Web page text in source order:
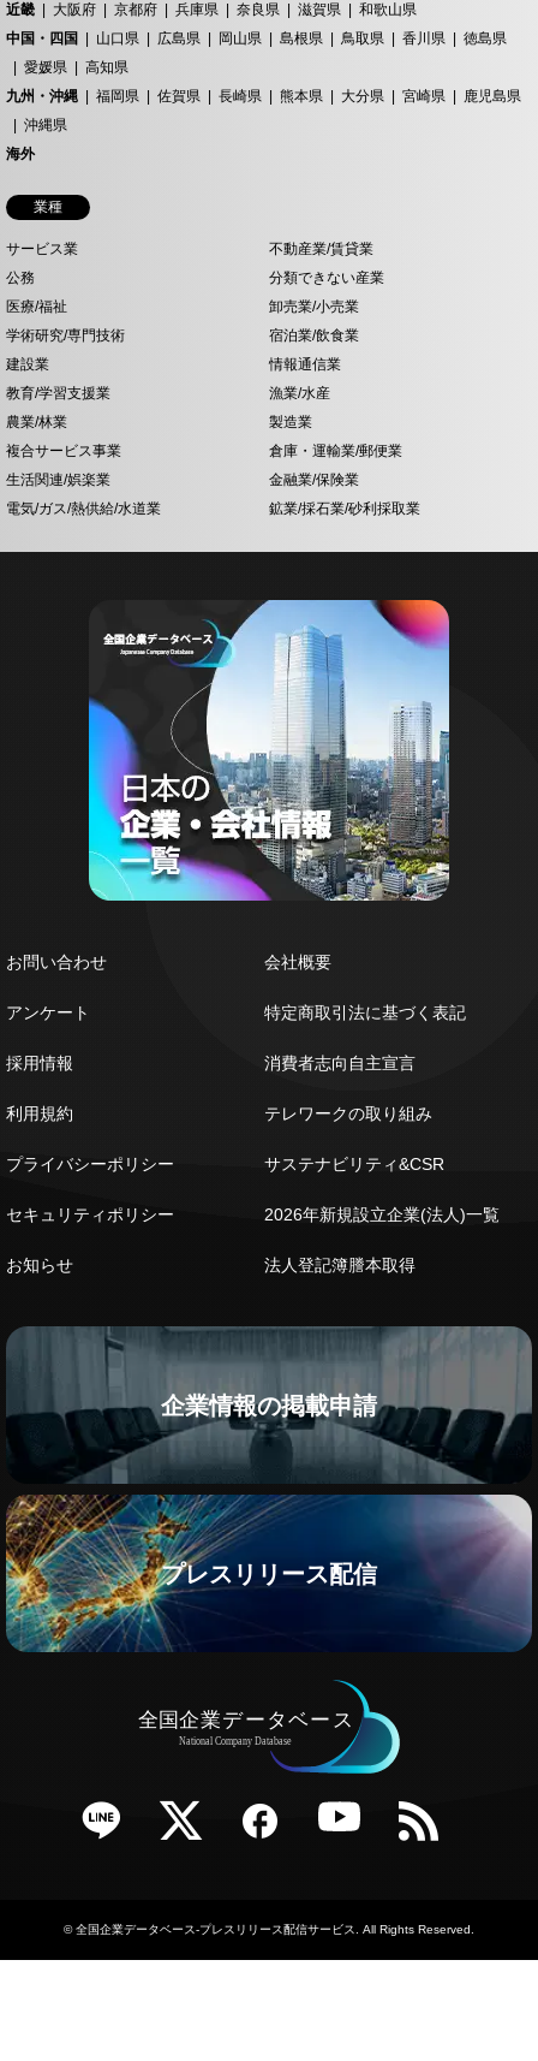
近畿
大阪府 京都府 兵庫県 奈良県 滋賀県
和歌山県
中国・四国
山口県 広島県 岡山県 島根県 鳥取県 香川県
徳島県
愛媛県
高知県
九州・沖縄
福岡県 佐賀県 長崎県 熊本県 大分県 宮崎県
鹿児島県
沖縄県
海外
業種
サービス業
不動産業/賃貸業
公務
分類できない産業
医療/福祉
卸売業/小売業
学術研究/専門技術
宿泊業/飲食業
建設業
情報通信業
教育/学習支援業
漁業/水産
農業/林業
製造業
複合サービス事業
倉庫・運輸業/郵便業
生活関連/娯楽業
金融業/保険業
電気/ガス/熱供給/水道業
鉱業/採石業/砂利採取業
お問い合わせ
アンケート
採用情報
利用規約
プライバシーポリシー
セキュリティポリシー
お知らせ
会社概要
特定商取引法に基づく表記
消費者志向自主宣言
テレワークの取り組み
サステナビリティ&CSR
2026年新規設立企業(法人)一覧
法人登記簿謄本取得
企業情報の掲載申請
プレスリリース配信
Twitter Facebook YouTube RSS
©全国企業データベース-プレスリリース配信サービス . All Rights Reserved.